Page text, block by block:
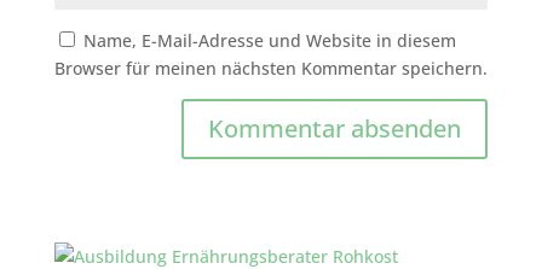
Name, E-Mail-Adresse und Website in diesem
Browser für meinen nächsten Kommentar speichern.